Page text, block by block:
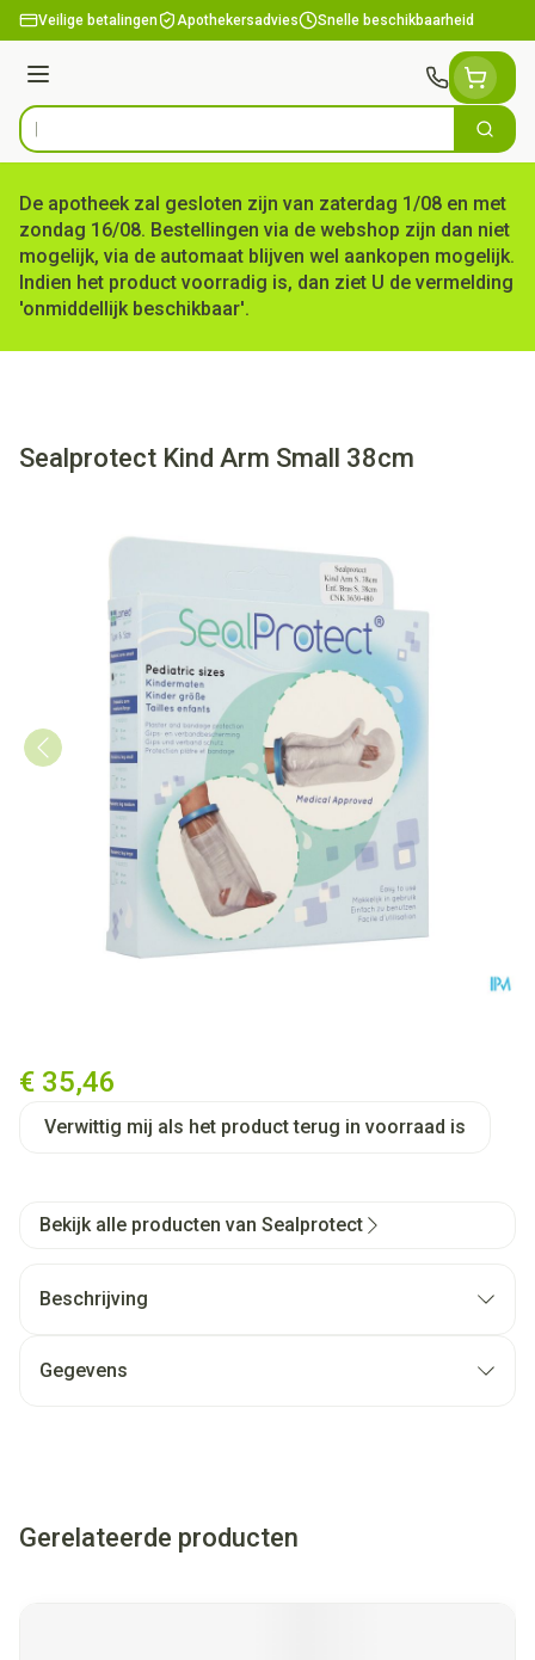
Ga naar de inhoud
Veilige betalingen Apothekersadvies Snelle beschikbaarheid
Menu
Product, merk, categorie... Zoek
De apotheek zal gesloten zijn van zaterdag 1/08 en met
zondag 16/08. Bestellingen via de webshop zijn dan niet
mogelijk, via de automaat blijven wel aankopen mogelijk.
Indien het product voorradig is, dan ziet U de vermelding
'onmiddellijk beschikbaar'.
Sealprotect Kind Arm Small 38cm
€ 35,46
Verwittig mij als het product terug in voorraad is
Bekijk alle producten van Sealprotect
Beschrijving
Gegevens
Gerelateerde producten